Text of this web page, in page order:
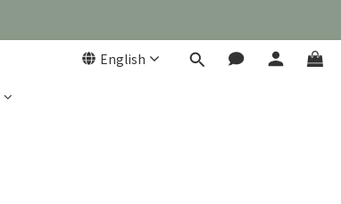
English